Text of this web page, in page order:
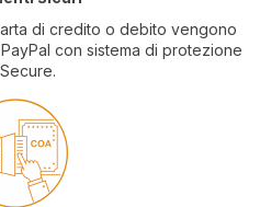
di credito o debito vengono
con sistema di protezione